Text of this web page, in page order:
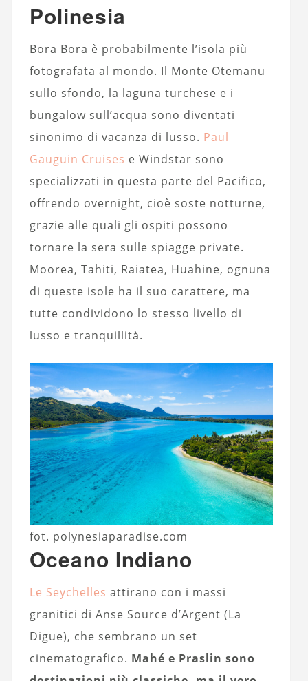
Polinesia
Bora Bora è probabilmente l’isola più
fotografata al mondo. Il Monte Otemanu
sullo sfondo, la laguna turchese e i
bungalow sull’acqua sono diventati
sinonimo di vacanza di lusso. Paul
Gauguin Cruises e Windstar sono
specializzati in questa parte del Pacifico,
offrendo overnight, cioè soste notturne,
grazie alle quali gli ospiti possono
tornare la sera sulle spiagge private.
Moorea, Tahiti, Raiatea, Huahine, ognuna
di queste isole ha il suo carattere, ma
tutte condividono lo stesso livello di
lusso e tranquillità.
fot. polynesiaparadise.com
Oceano Indiano
Le Seychelles attirano con i massi
granitici di Anse Source d’Argent (La
Digue), che sembrano un set
cinematografico. Mahé e Praslin sono